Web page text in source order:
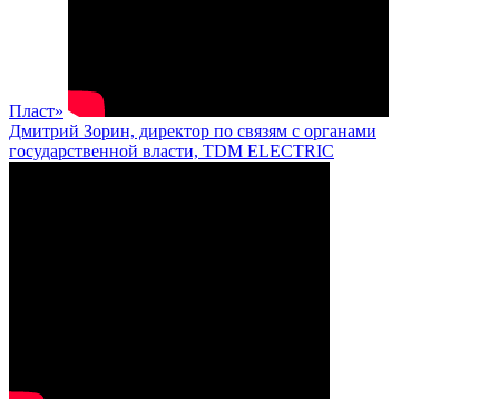
Пласт»
Дмитрий Зорин, директор по связям с органами
государственной власти, TDM ELECTRIC